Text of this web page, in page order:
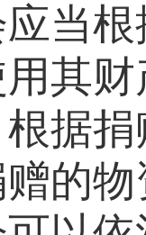
根
其
据
物